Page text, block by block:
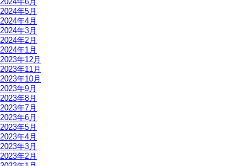
2024年5月
2024年4月
2024年3月
2024年2月
2024年1月
2023年12月
2023年11月
2023年10月
2023年9月
2023年8月
2023年7月
2023年6月
2023年5月
2023年4月
2023年3月
2023年2月